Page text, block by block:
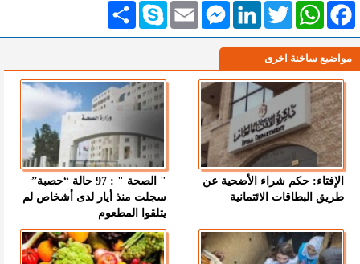
انشر Skype Email
MessengerLinkedInTwitterWhatsAppFacebook
مواضيع ساخنة اخرى
الإفتاء: حكم شراء الأضحية عن
طريق البطاقات الائتمانية
" الصحة " : 97 حالة “حصبة”
سجلت منذ أيار لدى أشخاص لم
يتلقوا المطعوم